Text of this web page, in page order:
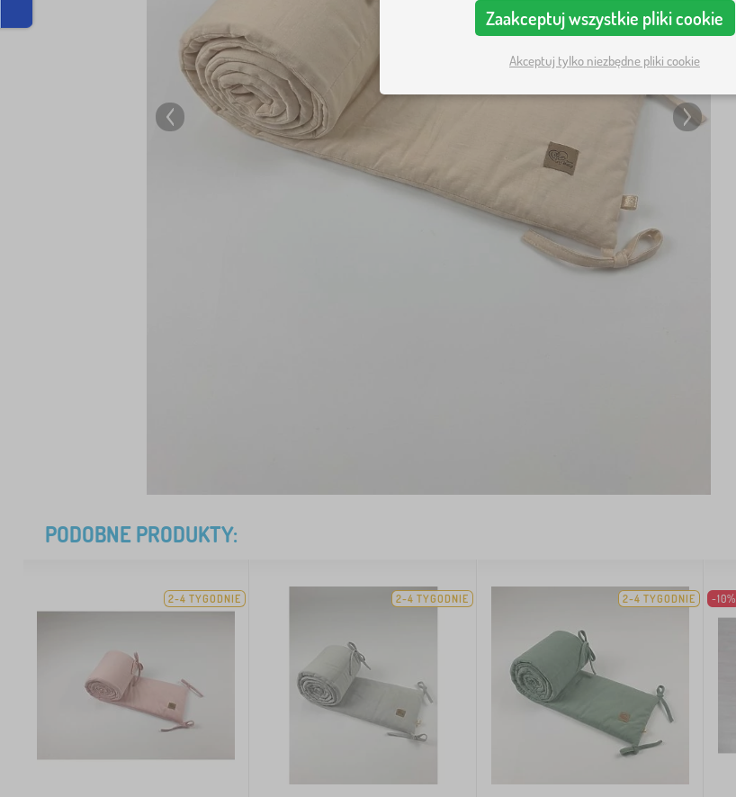
PODOBNE PRODUKTY:
2-4 TYGODNIE 2-4 TYGODNIE 2-4 TYGODNIE -10%
Zaakceptuj wszystkie pliki cookie
Akceptuj tylko niezbędne pliki cookie